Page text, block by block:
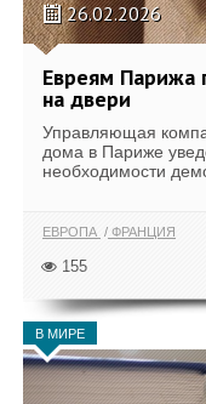
26.02.2026
Евреям Парижа
на двери
Управляющая
дома в Париже
необходимости
ЕВРОПА ФРАНЦИЯ
155
В МИРЕ